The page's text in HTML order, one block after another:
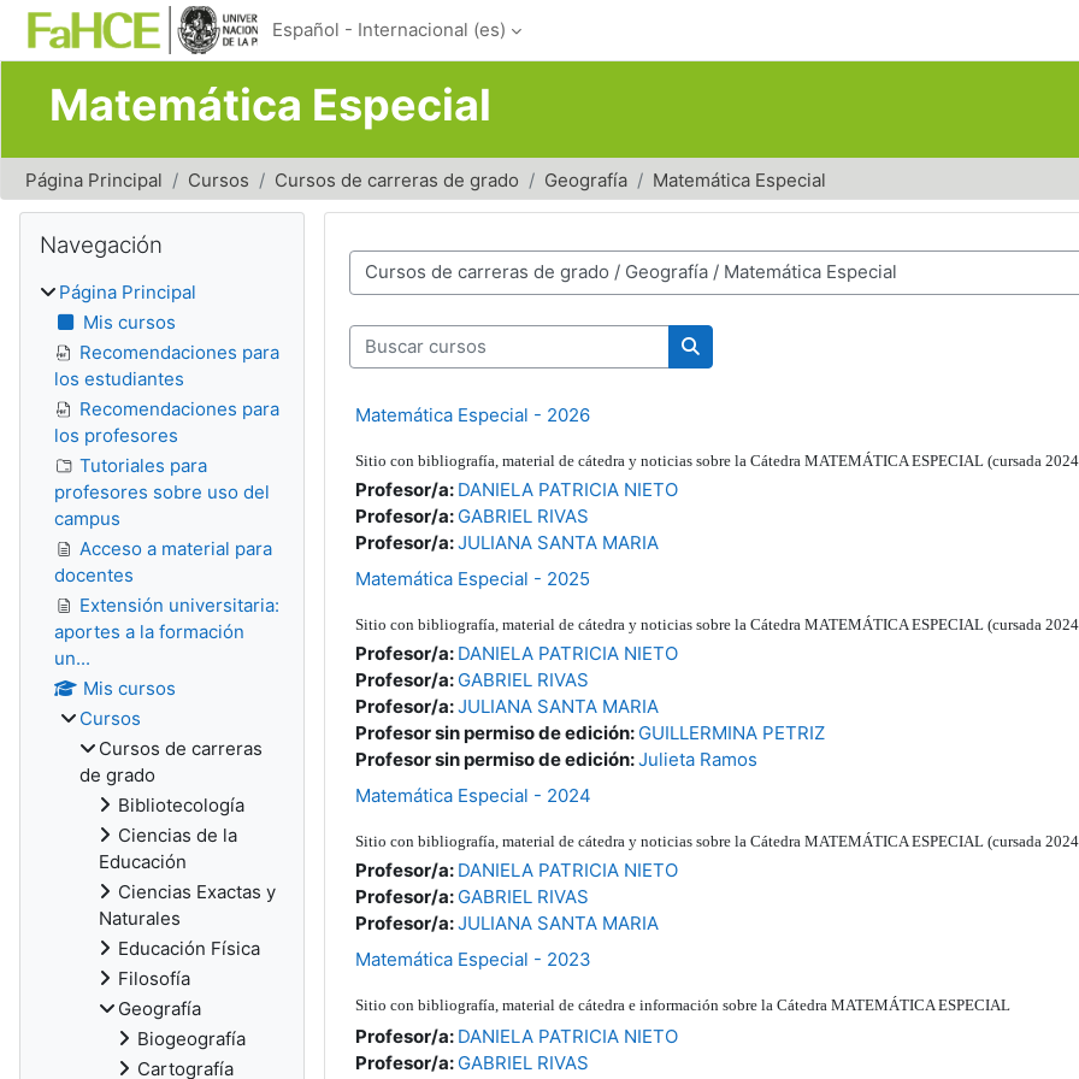
Salta al contenido principal
Español - Internacional ‎(es)‎
Matemática Especial
Página Principal Cursos Cursos de carreras de grado Geografía Matemática Especial
Categorías
Buscar cursos
Buscar cursos
Matemática Especial - 2026
Sitio con bibliografía, material de cátedra y noticias sobre la Cátedra MATEMÁTICA ESPECIAL (cursada
Profesor/a: DANIELA PATRICIA NIETO
Profesor/a: GABRIEL RIVAS
Profesor/a:JULIANA SANTA MARIA
Matemática Especial - 2025
Sitio con bibliografía, material de cátedra y noticias sobre la Cátedra MATEMÁTICA ESPECIAL (cursada
Profesor/a: DANIELA PATRICIA NIETO
Profesor/a: GABRIEL RIVAS
Profesor/a:JULIANA SANTA MARIA
Profesor sin permiso de edición: GUILLERMINA PETRIZ
Profesor sin permiso de edición:Julieta Ramos
Matemática Especial - 2024
Sitio con bibliografía, material de cátedra y noticias sobre la Cátedra MATEMÁTICA ESPECIAL (cursada
Profesor/a: DANIELA PATRICIA NIETO
Profesor/a: GABRIEL RIVAS
Profesor/a:JULIANA SANTA MARIA
Matemática Especial - 2023
Sitio con bibliografía, material de cátedra e información sobre la Cátedra MATEMÁTICA ESPECIAL
Profesor/a: DANIELA PATRICIA NIETO
Profesor/a: GABRIEL RIVAS
Bloques
Navegación
Página Principal
Mis cursos
Recomendaciones para
los estudiantes
Recomendaciones para
los profesores
Tutoriales para
profesores sobre uso del
campus
Acceso a material para
docentes
Extensión universitaria:
aportes a la formación
un...
Mis cursos
Cursos
Cursos de carreras
de grado
Bibliotecología
Ciencias de la
Educación
Ciencias Exactas y
Naturales
Educación Física
Filosofía
Geografía
Biogeografía
Cartografía